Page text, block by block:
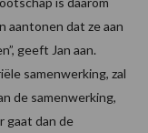
aantonen dat ze aan
geeft Jan aan.
samenwerking, zal
de samenwerking,
gaat dan de